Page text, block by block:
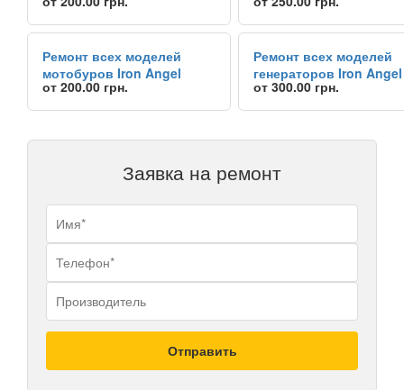
Ремонт всех моделей
мотобуров Iron Angel
от 200.00 грн.
Ремонт всех моделей
генераторов Iron Angel
от 300.00 грн.
Заявка на ремонт
Ваши контактные данные
Название бренда продукта,
Отправить